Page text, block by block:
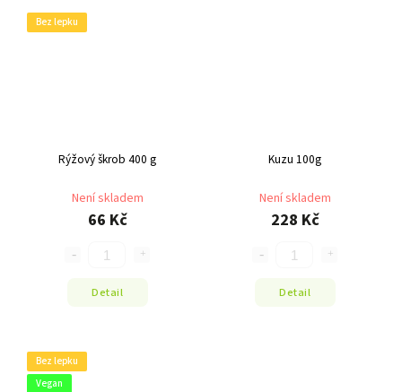
Bez lepku
Rýžový škrob 400 g
Není skladem
66 Kč
Detail
Kuzu 100g
Není skladem
228 Kč
Detail
Bez lepku
Vegan